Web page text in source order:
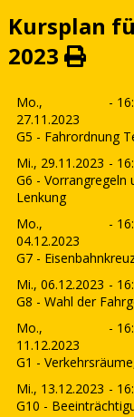
Kursplan
2023
Mo.,
27.11.2023
-
G5 - Fahrordnung
Mi., 29.11.2023 -
G6 - Vorrangregeln
Lenkung
Mo.,
04.12.2023
-
G7 -
Mi., 06.12.2023 -
G8 - Wahl der
Mo.,
11.12.2023
-
G1 -
Mi., 13.12.2023 -
G10 -